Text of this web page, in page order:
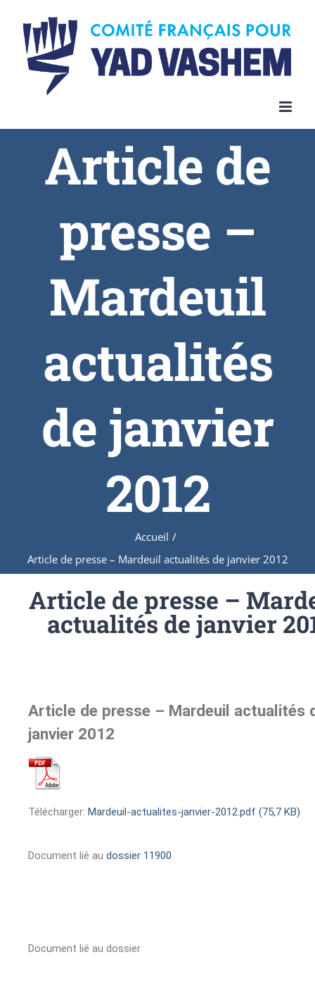
Article de
presse –
Mardeuil
actualités
de janvier
2012
Accueil /
Article de presse – Mardeuil actualités de janvier 2012
Article de presse –
actualités de janvier
Article de presse – Mardeuil actualités
janvier 2012
Télécharger: Mardeuil-actualites-janvier-2012.pdf (75,7 KB)
Document lié au dossier 11900
Document lié au dossier